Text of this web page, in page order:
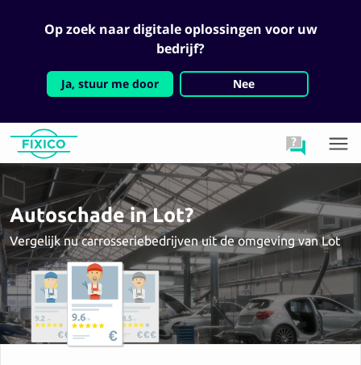
Op zoek naar digitale oplossingen voor uw
bedrijf?
Ja, stuur me door Nee
Autoschade in Lot?
Vergelijk nu carrosseriebedrijven uit de omgeving van Lot